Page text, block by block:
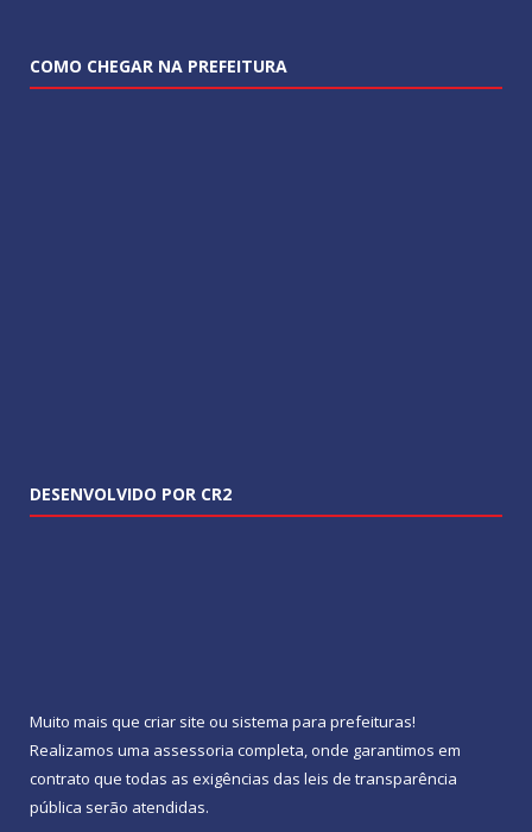
COMO CHEGAR NA PREFEITURA
DESENVOLVIDO POR CR2
Muito mais que criar site ou sistema para prefeituras!
Realizamos uma assessoria completa, onde garantimos em
contrato que todas as exigências das leis de transparência
pública serão atendidas.